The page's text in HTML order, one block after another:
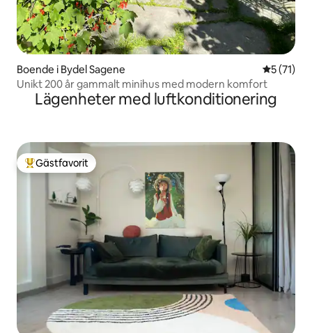
Boende i Bydel Sagene 5 av 5 i
5 (71)
Unikt 200 år gammalt minihus med modern komfort
Lägenheter med luftkonditionering
Populär gästfavorit
Gästfavorit